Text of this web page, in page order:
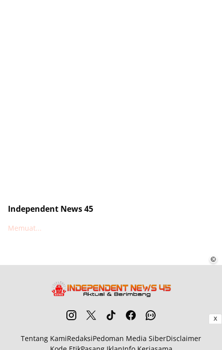
Independent News 45
Memuat...
X
✕
Tentang KamiRedaksiPedoman Media SiberDisclaimer